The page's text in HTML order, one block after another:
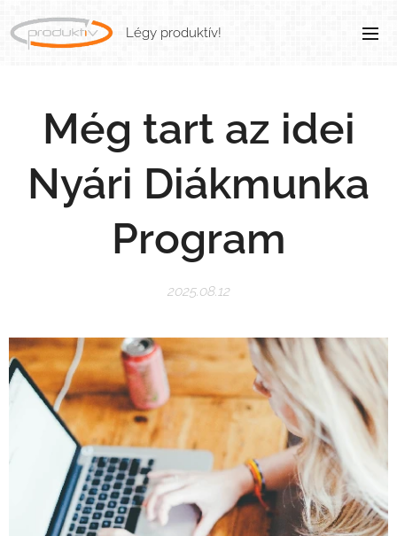
Légy produktív!
Még tart az idei
Nyári Diákmunka
Program
2025.08.12